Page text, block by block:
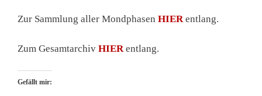
Zur Sammlung aller Mondphasen HIERentlang.
Zum Gesamtarchiv HIERentlang.
Gefällt mir: